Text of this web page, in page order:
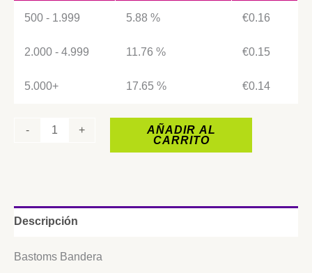
500 - 1.999 5.88 % €0.16
2.000 - 4.999 11.76 % €0.15
5.000+ 17.65 % €0.14
- +
AÑADIR AL
CARRITO
Descripción
Bastoms Bandera